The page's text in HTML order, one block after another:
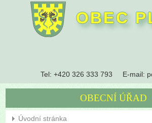
OBEC
Tel: +420 326 333 793 E-mail:
OBECNÍ ÚŘAD
Úvodní stránka